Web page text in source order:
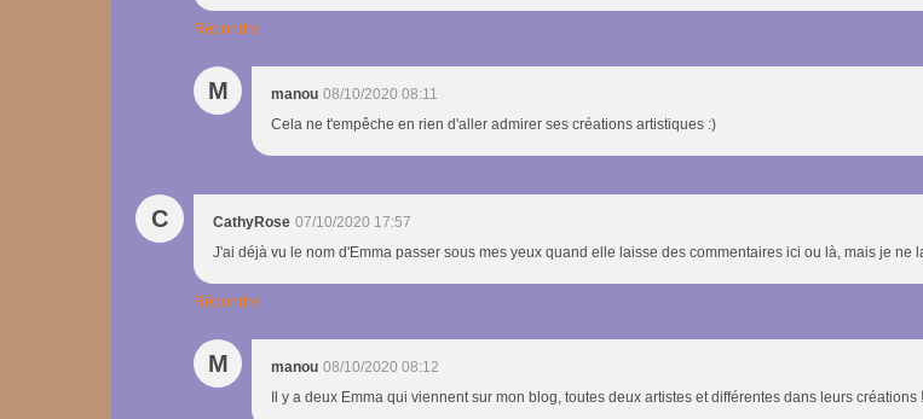
Répondre
M manou 08/10/2020 08:11
Cela ne t'empêche en rien d'aller admirer ses créations artistiques :)
C CathyRose 07/10/2020 17:57
J'ai déjà vu le nom d'Emma passer sous mes yeux quand elle laisse des commentaires ici ou là, mais je
Répondre
M manou 08/10/2020 08:12
Il y a deux Emma qui viennent sur mon blog, toutes deux artistes et différentes dans leurs